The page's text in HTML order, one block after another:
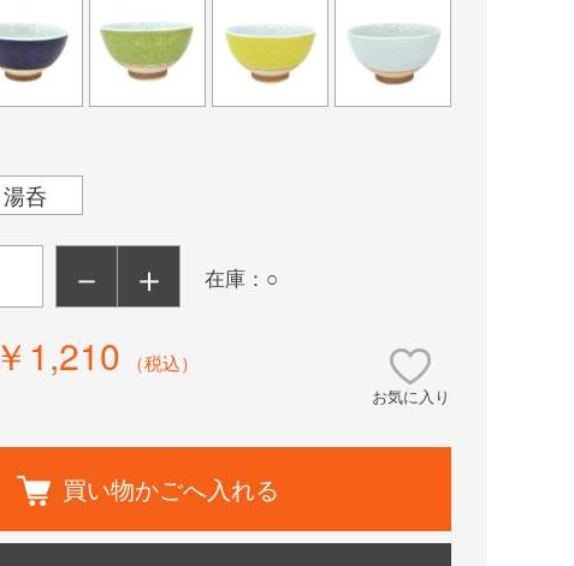
湯呑
－ ＋ 在庫：○
￥1,210 （税込）
お気に入り
買い物かごへ入れる